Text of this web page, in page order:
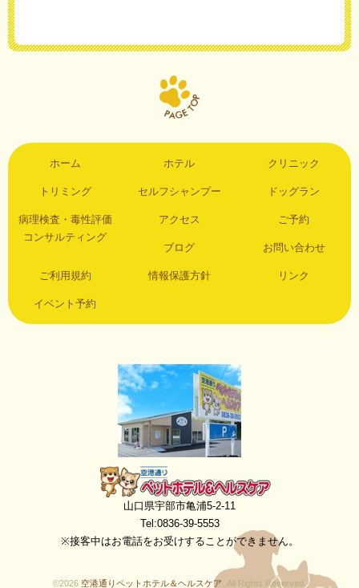
ホーム ホテル クリニック
トリミング セルフシャンプー ドッグラン
病理検査・毒性評価
コンサルティング
アクセス ご予約
ブログ お問い合わせ
ご利用規約 情報保護方針 リンク
イベント予約
空港通りペットホテル＆ヘルスケア
山口県宇部市亀浦5-2-11
Tel:0836-39-5553
※接客中はお電話をお受けすることができません。
©2026 空港通りペットホテル＆ヘルスケア . All Rights Reserved.